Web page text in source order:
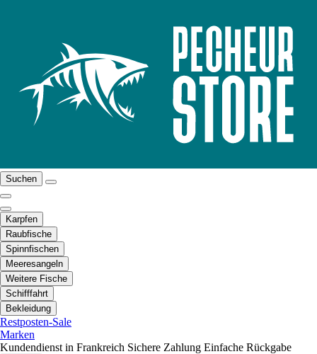
Suchen
Karpfen
Raubfische
Spinnfischen
Meeresangeln
Weitere Fische
Schifffahrt
Bekleidung
Restposten-Sale
Marken
Kundendienst in Frankreich Sichere Zahlung Einfache Rückgabe